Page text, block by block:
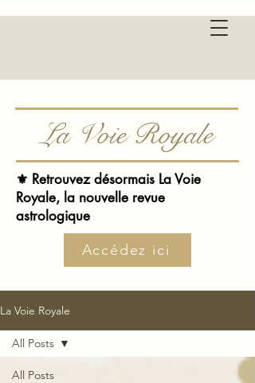
La Voie Royale
⚜️ Retrouvez désormais La Voie
Royale, la nouvelle revue
astrologique
Accédez ici
La Voie Royale
All Posts
All Posts